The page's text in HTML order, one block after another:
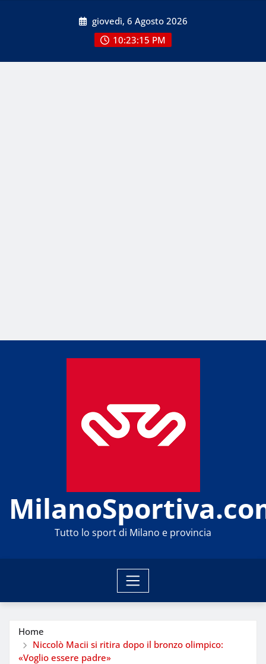
giovedì, 6 Agosto 2026
10:23:17 PM
Tutto lo sport di Milano e provincia
Home
Niccolò Macii si ritira dopo il bronzo olimpico:
«Voglio essere padre»